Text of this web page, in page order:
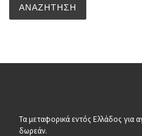
ΑΝΑΖΉΤΗΣΗ
Τα μεταφορικά εντός Ελλάδος για
δωρεάν.